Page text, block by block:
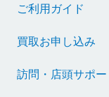
ご利用ガイド
買取お申し込み
訪問・店頭サポー